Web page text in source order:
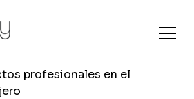
profesionales en el